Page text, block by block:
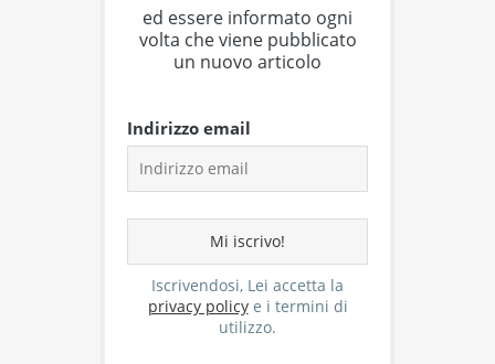
ed essere informato ogni
volta che viene pubblicato
un nuovo articolo
Indirizzo email
Iscrivendosi, Lei accetta la
privacy policye i termini di
utilizzo.